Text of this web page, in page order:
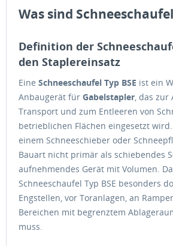
Was sind
Definition der
den Staplereinsatz
Eine Schneeschaufel Typ BSE ist ein
Anbaugerät für Gabelstapler , das
Transport und zum Entleeren von
betrieblichen Flächen eingesetzt
einem Schneeschieber oder
Bauart nicht primär als schiebendes
aufnehmendes Gerät mit Volumen.
Schneeschaufel Typ BSE besonders
Engstellen, vor Toranlagen, an
Bereichen mit begrenztem
muss.